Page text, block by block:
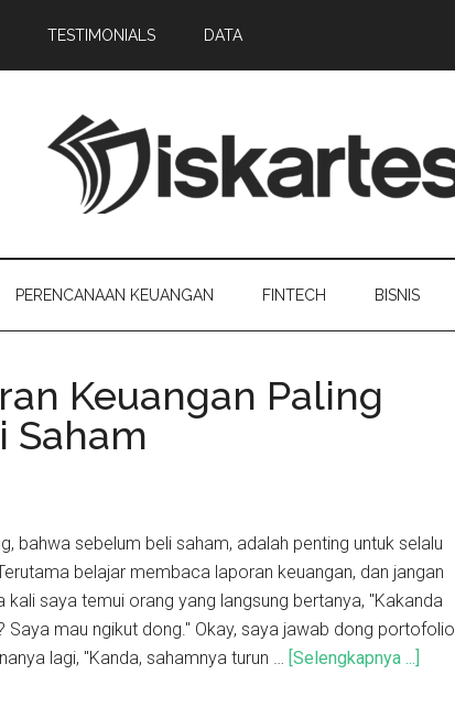
TESTIMONIALS DATA
PERENCANAAN KEUANGAN FINTECH BISNIS
Keuangan Paling
Saham
bahwa sebelum beli saham, adalah penting untuk selalu
belajar membaca laporan keuangan, dan jangan
kali saya temui orang yang langsung bertanya, "Kakanda
Saya mau ngikut dong." Okay, saya jawab dong portofolio
lagi, "Kanda, sahamnya turun … [Selengkapnya ...]